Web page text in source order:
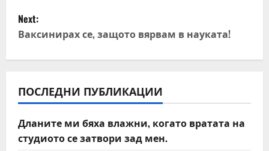
s
t
n
a
v
i
Next:
Ваксинирах се, защото вярвам в науката!
ПОСЛЕДНИ ПУБЛИКАЦИИ
Дланите ми бяха влажни, когато вратата на
студиото се затвори зад мен.